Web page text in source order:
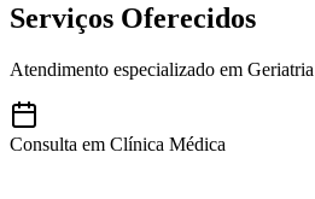
Serviços Oferecidos
Atendimento especializado em Geriatria
Consulta em Clínica Médica